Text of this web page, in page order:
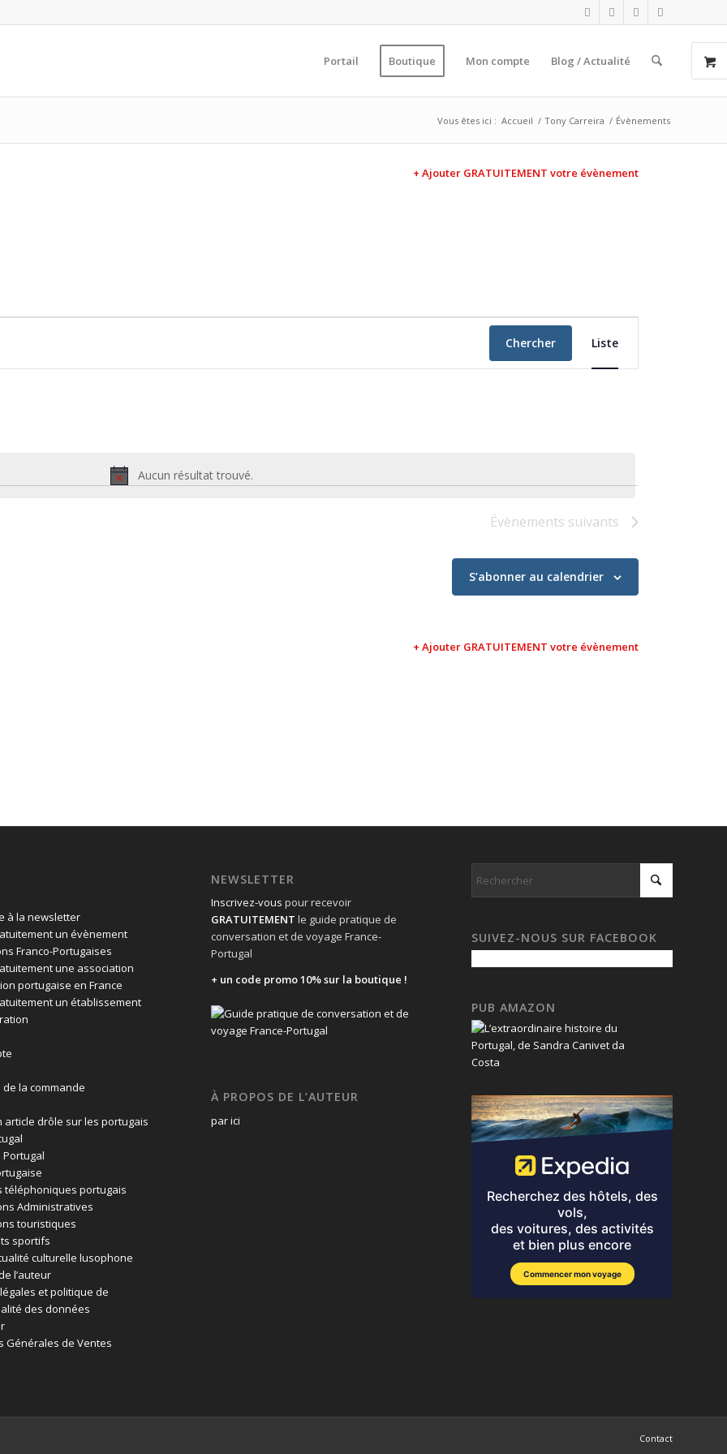
Portail Boutique Mon compte Blog / Actualité
Vous êtes ici : Accueil / Tony Carreira / Évènements
+ Ajouter GRATUITEMENT votre évènement
Notice
Aucun résultat trouvé.
Chercher
de
Liste
Évènements suivants
S’abonner au calendrier
+ Ajouter GRATUITEMENT votre évènement
à la newsletter
un évènement
Franco-Portugaises
une association
portugaise en France
un établissement
la commande
article drôle sur les portugais
Portugal
téléphoniques portugais
Administratives
touristiques
sportifs
culturelle lusophone
l’auteur
et politique de
des données
Générales de Ventes
NEWSLETTER
Inscrivez-vous pour recevoir
GRATUITEMENT le guide pratique de
conversation et de voyage France-
Portugal
+ un code promo 10% sur la boutique !
À PROPOS DE L’AUTEUR
par ici
SUIVEZ-NOUS SUR FACEBOOK
PUB AMAZON
Contact